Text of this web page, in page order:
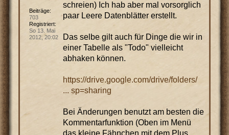
schreien) Ich hab aber mal vorsorglich
paar Leere Datenblätter erstellt.
Das selbe gilt auch für Dinge die wir in
einer Tabelle als "Todo" vielleicht
abhaken können.
https://drive.google.com/drive/folders/
... sp=sharing
Bei Änderungen benutzt am besten die
Kommentarfunktion (Oben im Menü
Beiträge:
703
Registriert:
So 13. Mai
2012, 20:02